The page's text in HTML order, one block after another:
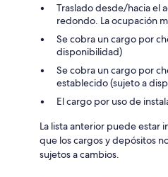
Traslado desde/hacia el
redondo. La ocupación
Se cobra un cargo por
disponibilidad)
Se cobra un cargo por
establecido (sujeto a
El cargo por uso de
La lista anterior puede estar
que los cargos y depósitos
sujetos a cambios.